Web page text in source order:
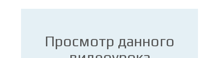
Просмотр данного